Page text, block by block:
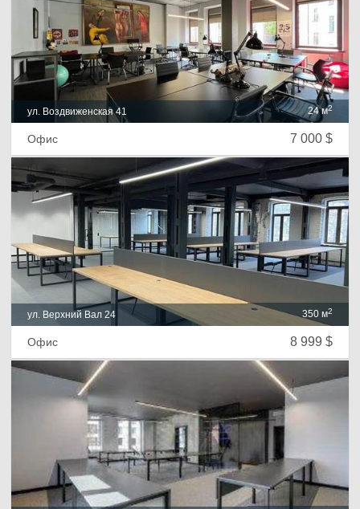
ул. Воздвиженская 41 24 м2
7 000 $
Офис
ул. Верхний Вал 24 350 м2
8 999 $
Офис